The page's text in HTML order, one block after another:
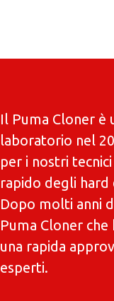
Il Puma Cloner
laboratorio nel
per i nostri
rapido degli hard
Dopo molti anni
Puma Cloner
una rapida
esperti.